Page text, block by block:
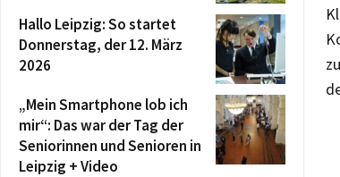
Hallo Leipzig: So startet
Donnerstag, der 12. März
2026
„Mein Smartphone lob ich
mir“: Das war der Tag der
Seniorinnen und Senioren in
Leipzig + Video